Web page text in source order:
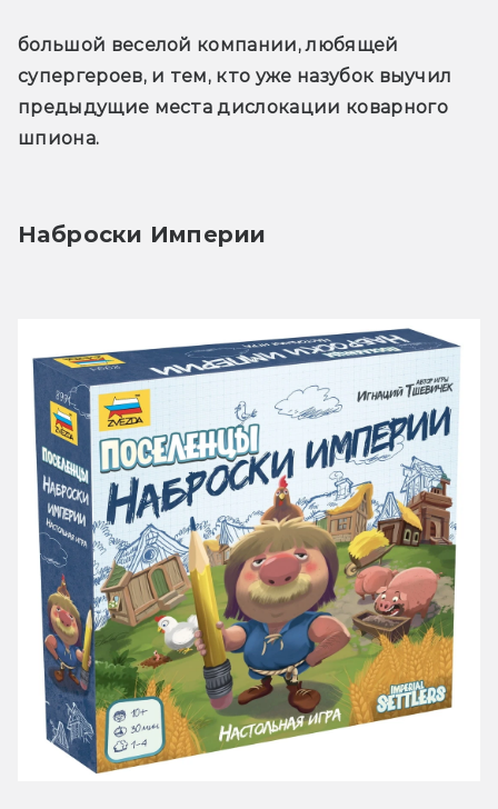
большой веселой компании, любящей
супергероев, и тем, кто уже назубок выучил
предыдущие места дислокации коварного
шпиона.
Наброски Империи